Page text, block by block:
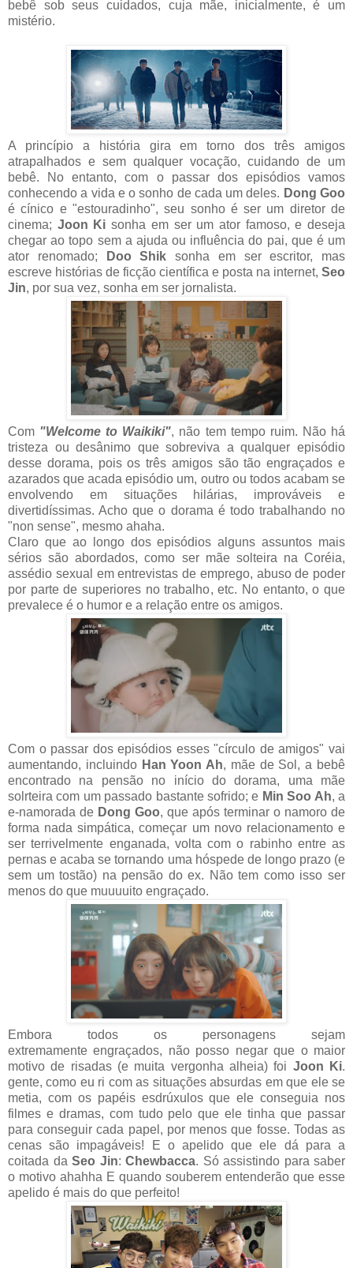
bebê sob seus cuidados, cuja mãe, inicialmente, é um
mistério.
A princípio a história gira em torno dos três amigos
atrapalhados e sem qualquer vocação, cuidando de um
bebê. No entanto, com o passar dos episódios vamos
conhecendo a vida e o sonho de cada um deles. Dong Goo
é cínico e "estouradinho", seu sonho é ser um diretor de
cinema; Joon Ki sonha em ser um ator famoso, e deseja
chegar ao topo sem a ajuda ou influência do pai, que é um
ator renomado;
Doo Shik sonha em ser escritor, mas
escreve histórias de ficção científica e posta na internet, Seo
Jin, por sua vez, sonha em ser jornalista.
Com "Welcome to Waikiki", não tem tempo ruim. Não há
tristeza ou desânimo que sobreviva a qualquer episódio
desse dorama, pois os três amigos são tão engraçados e
azarados que acada episódio um, outro ou todos acabam se
envolvendo em situações hilárias, improváveis e
divertidíssimas. Acho que o dorama é todo trabalhando no
"non sense", mesmo ahaha.
Claro que ao longo dos episódios alguns assuntos mais
sérios são abordados, como ser mãe solteira na Coréia,
assédio sexual em entrevistas de emprego, abuso de poder
por parte de superiores no trabalho, etc. No entanto, o que
prevalece é o humor e a relação entre os amigos.
Com o passar dos episódios esses "círculo de amigos" vai
aumentando, incluindo Han Yoon Ah, mãe de Sol, a bebê
encontrado na pensão no início do dorama, uma mãe
solrteira com um passado bastante sofrido; e Min Soo Ah, a
e-namorada de Dong Goo, que após terminar o namoro de
forma nada simpática, começar um novo relacionamento e
ser terrivelmente enganada, volta com o rabinho entre as
pernas e acaba se tornando uma hóspede de longo prazo (e
sem um tostão) na pensão do ex. Não tem como isso ser
menos do que muuuuito engraçado.
Embora todos os personagens sejam
extremamente engraçados, não posso negar que o maior
motivo de risadas (e muita vergonha alheia) foi Joon Ki.
gente, como eu ri com as situações absurdas em que ele se
metia, com os papéis esdrúxulos que ele conseguia nos
filmes e dramas, com tudo pelo que ele tinha que passar
para conseguir cada papel, por menos que fosse. Todas as
cenas são impagáveis! E o apelido que ele dá para a
coitada da Seo Jin: Chewbacca. Só assistindo para saber
o motivo ahahha E quando souberem entenderão que esse
apelido é mais do que perfeito!